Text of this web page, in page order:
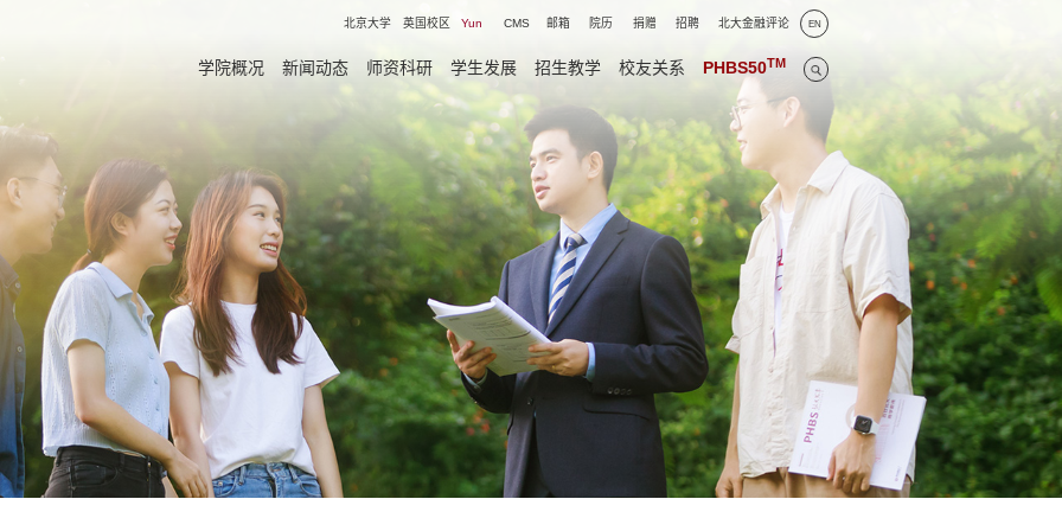
北京大学 英国校区 Yun CMS 邮箱 院历 捐赠 招聘 北大金融评论 EN
学院概况 新闻动态 师资科研 学生发展 招生教学 校友关系 PHBS50TM